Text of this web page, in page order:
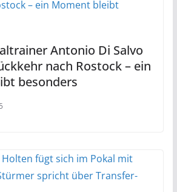
Antonio Di Salvo
nach Rostock – ein
besonders